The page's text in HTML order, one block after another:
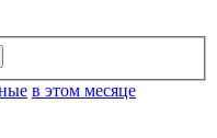
в этом месяце